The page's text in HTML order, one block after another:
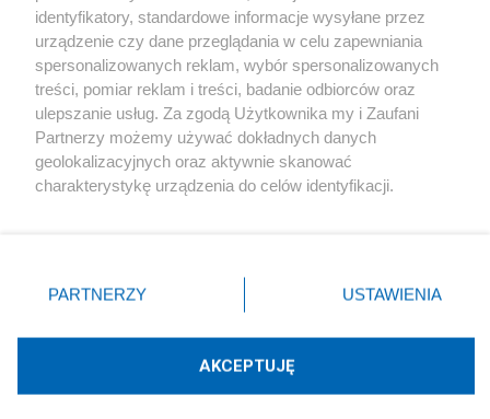
Kultura
X Facebook Instagram Youtube
Technologię dostarcza:W3media.pl
identyfikatory, standardowe informacje wysyłane przez
urządzenie czy dane przeglądania w celu zapewniania
spersonalizowanych reklam, wybór spersonalizowanych
treści, pomiar reklam i treści, badanie odbiorców oraz
ulepszanie usług. Za zgodą Użytkownika my i Zaufani
Partnerzy możemy używać dokładnych danych
geolokalizacyjnych oraz aktywnie skanować
charakterystykę urządzenia do celów identyfikacji.
zmienić/wycofać klikając przycisk ustawień prywatności
znajdujący się w lewym dolnym rogu strony
rodzaje przetwarzania danych nie wymagają zgody
użytkownika, ale masz prawo sprzeciwić się takiemu
przetwarzaniu. Preferencje będą miały zastosowania tylko
PARTNERZY USTAWIENIA
AKCEPTUJĘ